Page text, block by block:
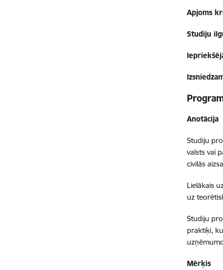
Apjoms
Studiju
Anotācija
Studiju
valsts vai
civilās
Lielākais
uz
Studiju
praktiķi,
Mērķis